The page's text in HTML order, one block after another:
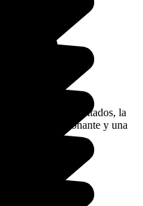
los sitios más visitados, la
impresionante y una
Eslovenia.